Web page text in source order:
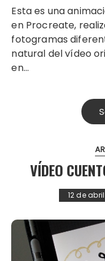
Esta es una animación realizada con ilustraciones
en Procreate,
fotogramas
natural del vídeo
en…
VÍDEO
12 de